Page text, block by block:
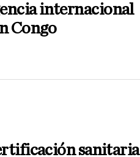
internacional
Congo
sanitaria